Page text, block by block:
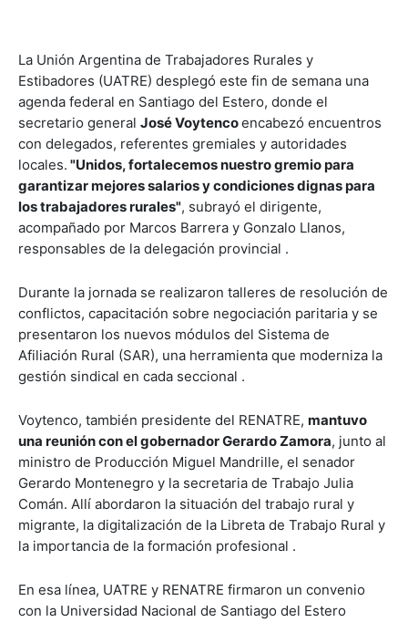
La Unión Argentina de Trabajadores Rurales y
Estibadores (UATRE) desplegó este fin de semana una
agenda federal en Santiago del Estero, donde el
secretario general José Voytencoencabezó encuentros
con delegados, referentes gremiales y autoridades
locales. "Unidos, fortalecemos nuestro gremio para
garantizar mejores salarios y condiciones dignas para
los trabajadores rurales", subrayó el dirigente,
acompañado por Marcos Barrera y Gonzalo Llanos,
responsables de la delegación provincial .
Durante la jornada se realizaron talleres de resolución de
conflictos, capacitación sobre negociación paritaria y se
presentaron los nuevos módulos del Sistema de
Afiliación Rural (SAR), una herramienta que moderniza la
gestión sindical en cada seccional .
Voytenco, también presidente del RENATRE, mantuvo
una reunión con el gobernador Gerardo Zamora, junto al
ministro de Producción Miguel Mandrille, el senador
Gerardo Montenegro y la secretaria de Trabajo Julia
Comán. Allí abordaron la situación del trabajo rural y
migrante, la digitalización de la Libreta de Trabajo Rural y
la importancia de la formación profesional .
En esa línea, UATRE y RENATRE firmaron un convenio
con la Universidad Nacional de Santiago del Estero